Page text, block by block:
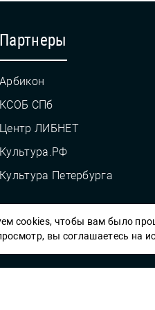
Партнеры
Арбикон
КСОБ СПб
Центр ЛИБНЕТ
Культура.РФ
Культура Петербурга
© СПб ГБУК ГСЦБС, 2012-
cookies, чтобы вам было
вы соглашаетесь на